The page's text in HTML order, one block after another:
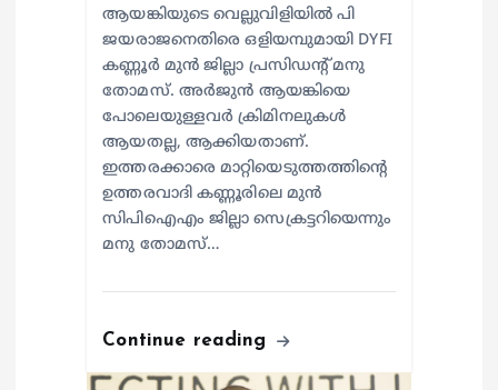
ആയങ്കിയുടെ വെല്ലുവിളിയിൽ പി
ജയരാജനെതിരെ ഒളിയമ്പുമായി DYFI
കണ്ണൂർ മുൻ ജില്ലാ പ്രസിഡന്റ് മനു
തോമസ്. അർജുൻ ആയങ്കിയെ
പോലെയുള്ളവർ ക്രിമിനലുകൾ
ആയതല്ല, ആക്കിയതാണ്.
ഇത്തരക്കാരെ മാറ്റിയെടുത്തത്തിന്റെ
ഉത്തരവാദി കണ്ണൂരിലെ മുൻ
സിപിഐഎം ജില്ലാ സെക്രട്ടറിയെന്നും
മനു തോമസ്…
Continue reading